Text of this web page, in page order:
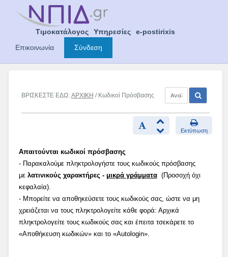
Τιμοκατάλογος Υπηρεσίες
e-postirixis
Επικοινωνία
Σύνδεση
ΒΡΙΣΚΕΣΤΕ ΕΔΩ: ΑΡΧΙΚΗ / Κωδικοί Πρόσβασης
Εκτύπωση
Απαιτούνται κωδικοί πρόσβασης
- Παρακαλούμε πληκτρολογήστε τους κωδικούς πρόσβασης
με λατινικούς χαρακτήρες - μικρά γράμματα(Προσοχή όχι
κεφαλαία).
- Μπορείτε να αποθηκεύσετε τους κωδικούς σας, ώστε να μη
χρειάζεται να τους πληκτρολογείτε κάθε φορά: Αρχικά
πληκτρολογείτε τους κωδικούς σας και έπειτα τσεκάρετε το
«Αποθήκευση κωδικών» και το «Autologin».